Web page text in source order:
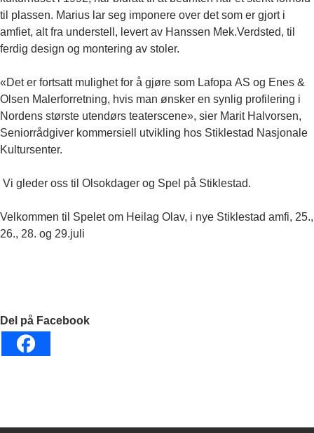
til plassen. Marius lar seg imponere over det som er gjort i
amfiet, alt fra understell, levert av Hanssen Mek.Verdsted, til
ferdig design og montering av stoler.
«Det er fortsatt mulighet for å gjøre som Lafopa AS og Enes &
Olsen Malerforretning, hvis man ønsker en synlig profilering i
Nordens største utendørs teaterscene», sier Marit Halvorsen,
Seniorrådgiver kommersiell utvikling hos Stiklestad Nasjonale
Kultursenter.
Vi gleder oss til Olsokdager og Spel på Stiklestad.
Velkommen til Spelet om Heilag Olav, i nye Stiklestad amfi, 25.,
26., 28. og 29.juli
Del på Facebook